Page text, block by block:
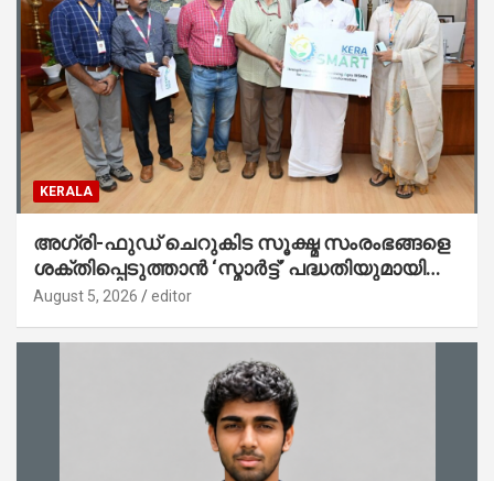
KERALA
അഗ്രി-ഫുഡ് ചെറുകിട സൂക്ഷ്മ സംരംഭങ്ങളെ
ശക്തിപ്പെടുത്താന്‍ ‘സ്മാര്‍ട്ട്’ പദ്ധതിയുമായി
കേര; ലോഗോ മുഖ്യമന്ത്രി പ്രകാശനം
August 5, 2026 editor